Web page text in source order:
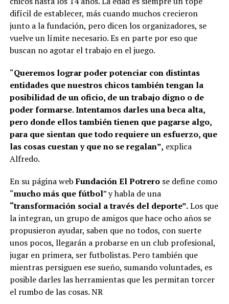
difícil de establecer, más cuando muchos crecieron
junto a la fundación, pero dicen los organizadores, se
vuelve un límite necesario. Es en parte por eso que
buscan no agotar el trabajo en el juego.
“Queremos lograr poder potenciar con distintas
entidades que nuestros chicos también tengan la
posibilidad de un oficio, de un trabajo digno o de
poder formarse. Intentamos darles una beca alta,
pero donde ellos también tienen que pagarse algo,
para que sientan que todo requiere un esfuerzo, que
las cosas cuestan y que no se regalan”, explica
Alfredo.
En su página webFundación El Potrerose define como
“mucho más que fútbol” y habla de una
“transformación social a través del deporte”.Los que
la integran, un grupo de amigos que hace ocho años se
propusieron ayudar, saben que no todos, con suerte
unos pocos, llegarán a probarse en un club profesional,
jugar en primera, ser futbolistas. Pero también que
mientras persiguen ese sueño, sumando voluntades, es
posible darles las herramientas que les permitan torcer
el rumbo de las cosas. NR